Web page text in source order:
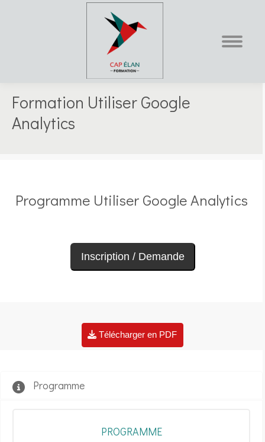
Vous êtes ici :
Formation Utiliser Google
Analytics
Programme Utiliser Google Analytics
Inscription / Demande
Télécharger en PDF
Programme
PROGRAMME